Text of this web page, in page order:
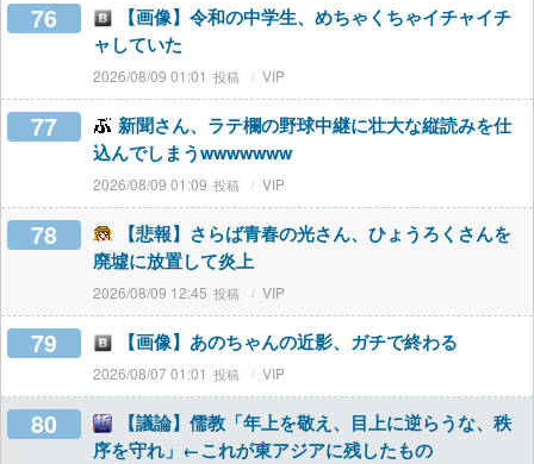
76
【画像】令和の中学生、めちゃくちゃイチャイチ
ャしていた
2026/08/09 01:01 VIP
77
新聞さん、ラテ欄の野球中継に壮大な縦読みを仕
込んでしまうwwwwwww
2026/08/09 01:09 VIP
78
【悲報】さらば青春の光さん、ひょうろくさんを
廃墟に放置して炎上
2026/08/09 12:45 VIP
79 【画像】あのちゃんの近影、ガチで終わる
2026/08/07 01:01 VIP
80
【議論】儒教「年上を敬え、目上に逆らうな、秩
序を守れ」←これが東アジアに残したもの